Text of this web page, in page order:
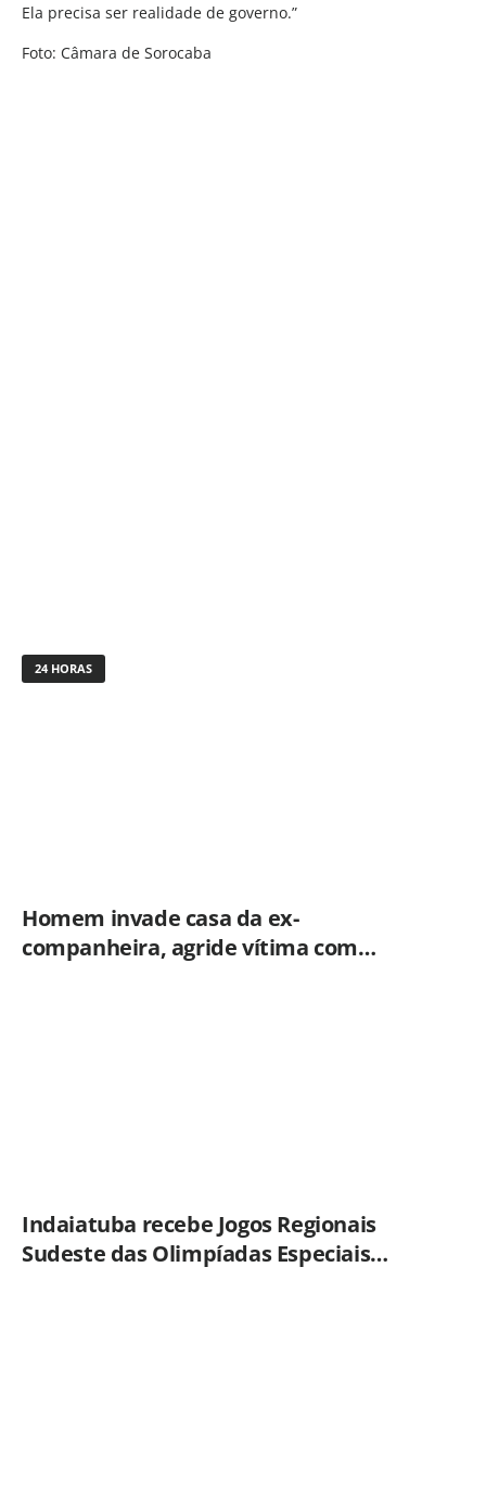
Ela precisa ser realidade de governo.”
Foto: Câmara de Sorocaba
24 HORAS
Homem invade casa da ex-
companheira, agride vítima com
Indaiatuba recebe Jogos Regionais
Sudeste das Olimpíadas Especiais